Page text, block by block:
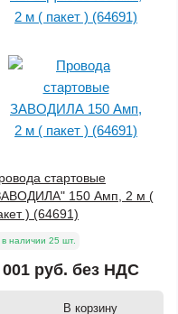
стартовые
150 Амп, 2 м (
) (64691)
в наличии 25 шт.
001 руб. без НДС
В корзину